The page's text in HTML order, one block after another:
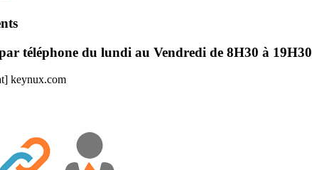
téléphone du lundi au Vendredi de 8H30 à 19H30
keynux.com